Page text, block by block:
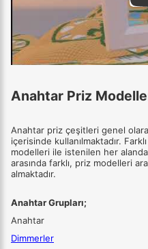
Anahtar Priz
Anahtar priz çeşitleri genel
içerisinde kullanılmaktadır.
modelleri ile istenilen her
arasında farklı, priz modelleri
almaktadır.
Anahtar Grupları;
Anahtar
Dimmerler